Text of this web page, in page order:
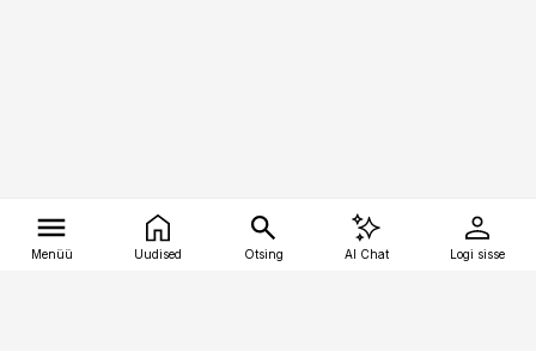
Menüü Uudised Otsing AI Chat Logi sisse